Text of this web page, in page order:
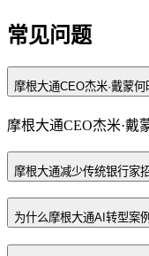
常见问题
摩根大通CEO杰米·戴蒙
摩根大通CEO杰米·戴
摩根大通减少传统银行家
为什么摩根大通AI转型案